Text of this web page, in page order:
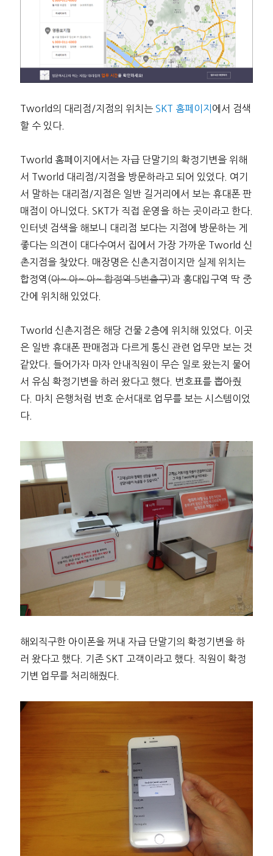
Tworld의 대리점/지점의 위치는 SKT 홈페이지 에서 검색
할 수 있다.
Tworld 홈페이지에서는 자급 단말기의 확정기변을 위해
서 Tworld 대리점/지점을 방문하라고 되어 있었다. 여기
서 말하는 대리점/지점은 일반 길거리에서 보는 휴대폰 판
매점이 아니었다. SKT가 직접 운영을 하는 곳이라고 한다.
인터넷 검색을 해보니 대리점 보다는 지점에 방문하는 게
좋다는 의견이 대다수여서 집에서 가장 가까운 Tworld 신
촌지점을 찾았다. 매장명은 신촌지점이지만 실제 위치는
합정역(아~ 아~ 아~ 합정역 5번출구)과 홍대입구역 딱 중
간에 위치해 있었다.
Tworld 신촌지점은 해당 건물 2층에 위치해 있었다. 이곳
은 일반 휴대폰 판매점과 다르게 통신 관련 업무만 보는 것
같았다. 들어가자 마자 안내직원이 무슨 일로 왔는지 물어
서 유심 확정기변을 하러 왔다고 했다. 번호표를 뽑아줬
다. 마치 은행처럼 번호 순서대로 업무를 보는 시스템이었
다.
해외직구한 아이폰을 꺼내 자급 단말기의 확정기변을 하
러 왔다고 했다. 기존 SKT 고객이라고 했다. 직원이 확정
기변 업무를 처리해줬다.